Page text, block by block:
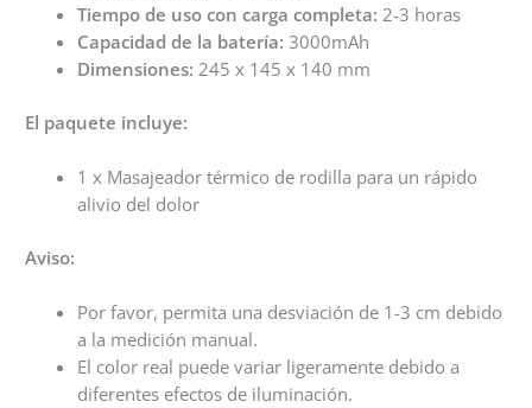
Tiempo de uso con carga completa: 2-3 horas
Capacidad de la batería: 3000mAh
Dimensiones: 245 x 145 x 140 mm
El paquete incluye:
1 x Masajeador térmico de rodilla para un rápido
alivio del dolor
Aviso:
Por favor, permita una desviación de 1-3 cm debido
a la medición manual.
El color real puede variar ligeramente debido a
diferentes efectos de iluminación.